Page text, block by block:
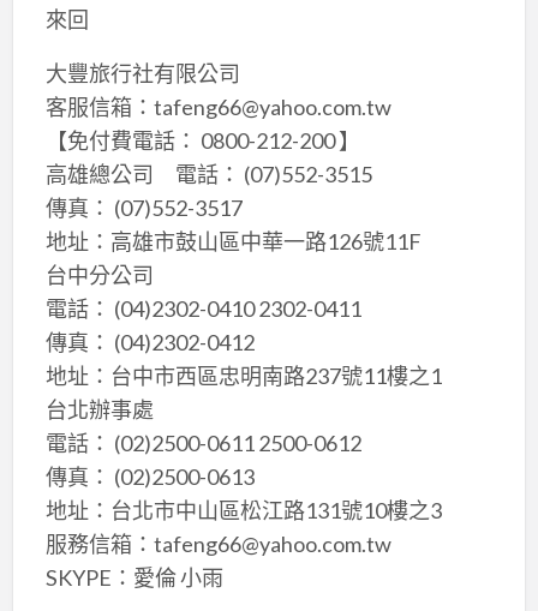
來回
大豐旅行社有限公司
客服信箱：tafeng66@yahoo.com.tw
【免付費電話： 0800-212-200 】
高雄總公司 電話： (07)552-3515
傳真： (07)552-3517
地址：高雄市鼓山區中華一路126號11F
台中分公司
電話： (04)2302-0410 2302-0411
傳真： (04)2302-0412
地址：台中市西區忠明南路237號11樓之1
台北辦事處
電話： (02)2500-0611 2500-0612
傳真： (02)2500-0613
地址：台北市中山區松江路131號10樓之3
服務信箱：tafeng66@yahoo.com.tw
SKYPE：愛倫 小雨